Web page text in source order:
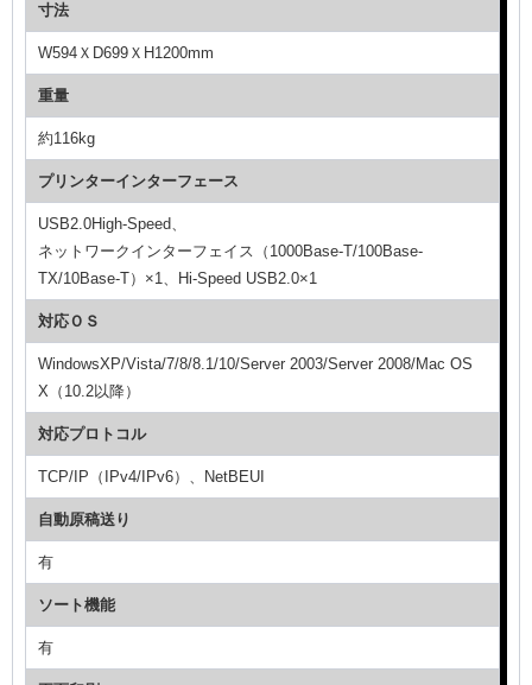
寸法
W594ＸD699ＸH1200mm
重量
約116kg
プリンターインターフェース
USB2.0High-Speed、
ネットワークインターフェイス（1000Base-T/100Base-
TX/10Base-T）×1、Hi-Speed USB2.0×1
対応ＯＳ
WindowsXP/Vista/7/8/8.1/10/Server 2003/Server 2008/Mac OS
X（10.2以降）
対応プロトコル
TCP/IP（IPv4/IPv6）、NetBEUI
自動原稿送り
有
ソート機能
有